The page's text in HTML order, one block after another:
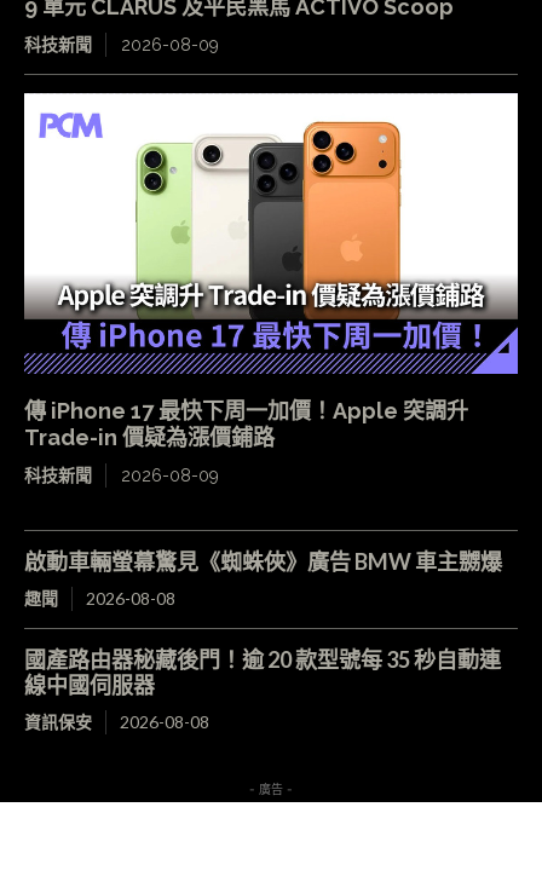
9 單元 CLARUS 及平民黑馬 ACTIVO Scoop
科技新聞 2026-08-09
傳 iPhone 17 最快下周一加價！Apple 突調升
Trade-in 價疑為漲價鋪路
科技新聞 2026-08-09
啟動車輛螢幕驚見《蜘蛛俠》廣告 BMW 車主嬲爆
趣聞 2026-08-08
國產路由器秘藏後門！逾 20 款型號每 35 秒自動連
線中國伺服器
資訊保安 2026-08-08
- 廣告 -